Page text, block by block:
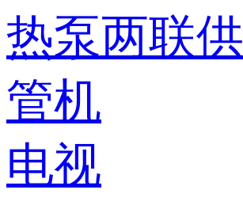
热泵两联供
管机
电视